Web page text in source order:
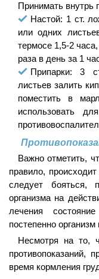
Принимать внутрь
Настой: 1 ст.
или одних
термосе 1,5-2
раза в день за 1
Припарки: 3
листьев залить
поместить в
использовать
Важно отметить,
правило,
следует бояться,
организма на
лечения
постепенно
Несмотря на то,
противопоказаний,
время кормления